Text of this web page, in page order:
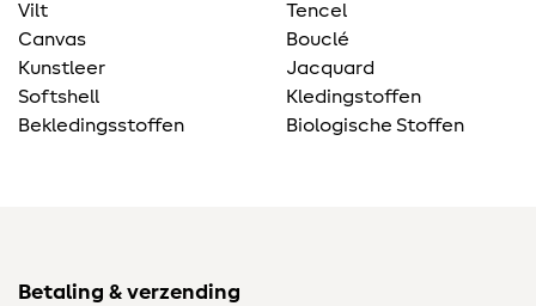
Vilt
Canvas
Kunstleer
Softshell
Bekledingsstoffen
Tencel
Bouclé
Jacquard
Kledingstoffen
Biologische Stoffen
Betaling & verzending